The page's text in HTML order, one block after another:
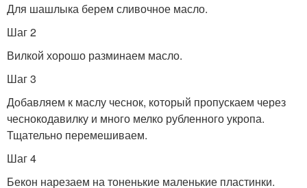
Для шашлыка берем сливочное масло.
Шаг 2
Вилкой хорошо разминаем масло.
Шаг 3
Добавляем к маслу чеснок, который пропускаем через
чеснокодавилку и много мелко рубленного укропа.
Тщательно перемешиваем.
Шаг 4
Бекон нарезаем на тоненькие маленькие пластинки.